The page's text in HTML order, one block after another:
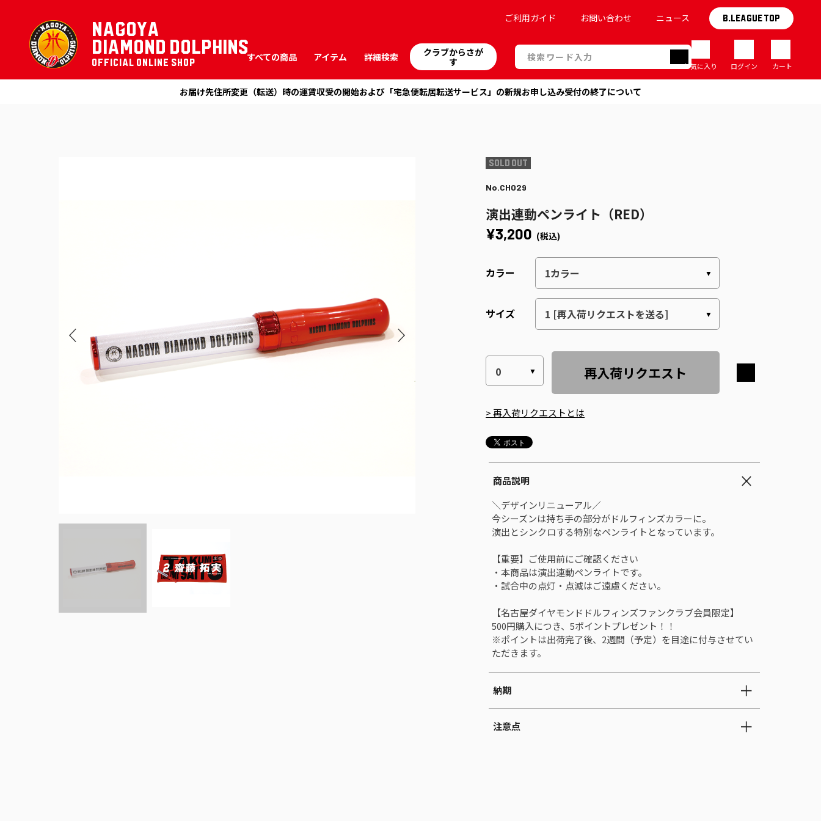
NAGOYA
DIAMOND DOLPHINS
OFFICIAL ONLINE SHOP すべての商品 アイテム 詳細検索
クラブからさが
す
ご利用ガイド お問い合わせ ニュース B.LEAGUE TOP
お気に入り ログイン カート
お届け先住所変更（転送）時の運賃収受の開始および「宅急便転居転送サービス」の新規お申し込み受付の終了について
No.CH029
演出連動ペンライト（RED）
¥3,200 (税込)
カラー
サイズ
再入荷リクエスト
> 再入荷リクエストとは
商品説明
＼デザインリニューアル／
今シーズンは持ち手の部分がドルフィンズカラーに。
演出とシンクロする特別なペンライトとなっています。
【重要】ご使用前にご確認ください
・本商品は演出連動ペンライトです。
・試合中の点灯・点滅はご遠慮ください。
【名古屋ダイヤモンドドルフィンズファンクラブ会員限定】
500円購入につき、5ポイントプレゼント！！
※ポイントは出荷完了後、2週間（予定）を目途に付与させてい
ただきます。
納期
注意点